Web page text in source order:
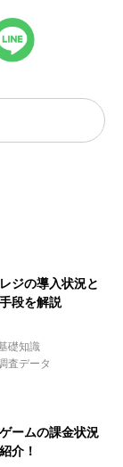
ジの導入状況と
段を解説
礎知識
査データ
ームの課金状況
介！